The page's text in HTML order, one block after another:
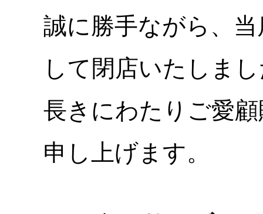
誠に勝手ながら、
して閉店いたしま
長きにわたりご愛
申し上げます。